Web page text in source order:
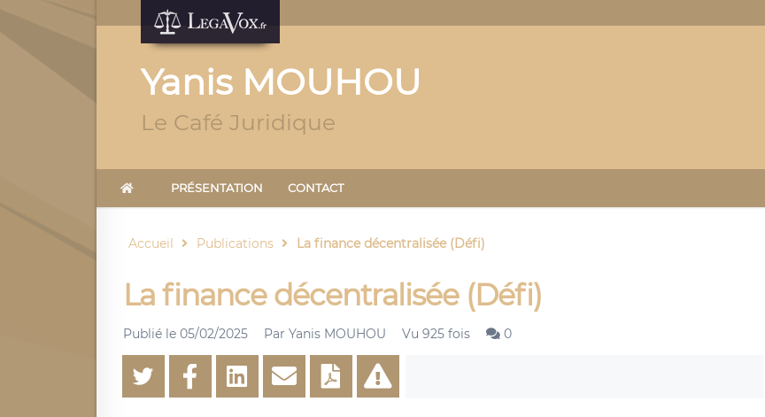
Yanis MOUHOU
Le Café Juridique
PRÉSENTATION CONTACT
Accueil Publications La finance décentralisée (Défi)
La finance décentralisée (Défi)
Publié le 05/02/2025 Par Yanis MOUHOU Vu 925 fois 0